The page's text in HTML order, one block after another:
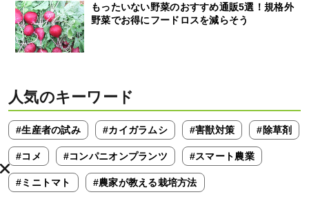
もったいない野菜のおすすめ通販5選！規格外
野菜でお得にフードロスを減らそう
人気のキーワード
#生産者の試み #カイガラムシ #害獣対策 #除草剤
#コメ #コンパニオンプランツ #スマート農業
#ミニトマト #農家が教える栽培方法